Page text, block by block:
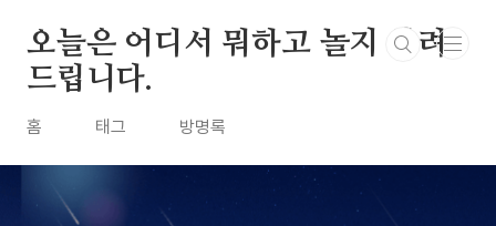
오늘은 어디서 뭐하고 놀지 알려
드립니다.
홈 태그 방명록